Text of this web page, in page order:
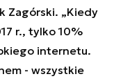
Zagórski. „Kiedy
r., tylko 10%
internetu.
- wszystkie